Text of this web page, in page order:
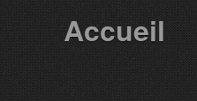
Accueil